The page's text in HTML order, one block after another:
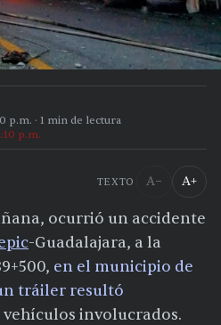
p.m. · 1 min de lectura
p.m.
TEXTO A− A+
ocurrió un accidente
-Guadalajara, a la
en el municipio de
tráiler resultó
involucrados.